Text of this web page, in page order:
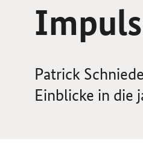
Patrick
Einblicke in die